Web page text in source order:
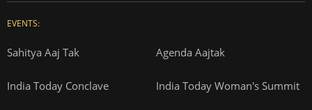
EVENTS:
Sahitya Aaj Tak Agenda Aajtak
India Today Conclave India Today Woman's Summit